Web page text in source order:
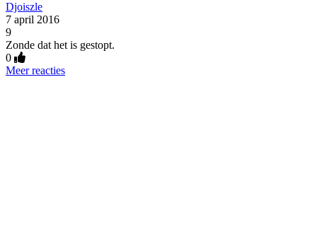
Djoiszle
7 april 2016
9
Zonde dat het is gestopt.
0
Meer reacties